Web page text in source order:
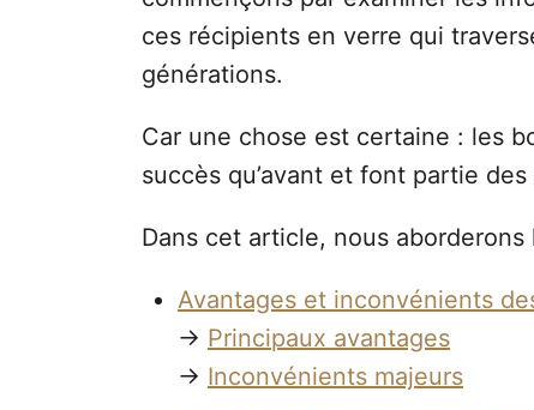
ces récipients en verre qui
générations.
Car une chose est certaine : les
succès qu’avant et font partie
Dans cet article, nous aborderons
Avantages et inconvénients
→ Principaux avantages
→ Inconvénients majeurs